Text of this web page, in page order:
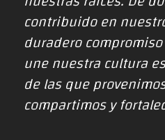
contribuido en
duradero
une nuestra cultura
de las que
compartimos y